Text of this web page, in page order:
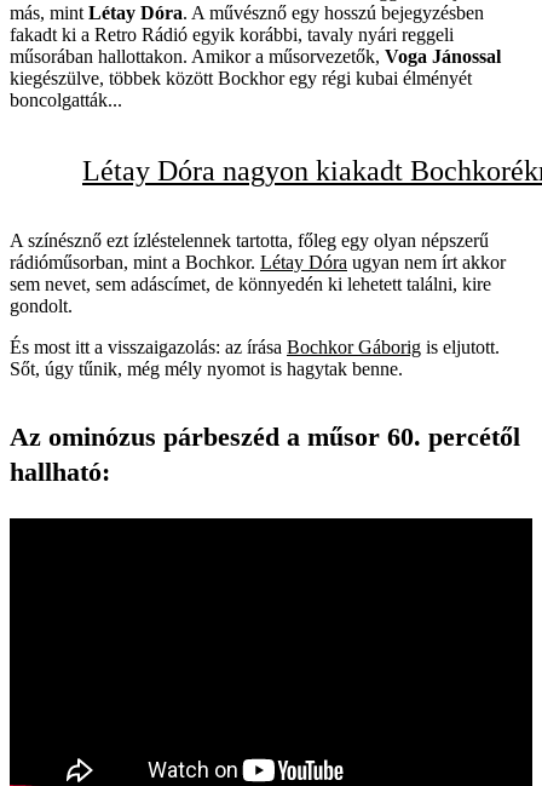
más, mint Létay Dóra. A művésznő egy hosszú bejegyzésben
fakadt ki a Retro Rádió egyik korábbi, tavaly nyári reggeli
műsorában hallottakon. Amikor a műsorvezetők, Voga Jánossal
kiegészülve, többek között Bockhor egy régi kubai élményét
boncolgatták...
Létay Dóra nagyon kiakadt
A színésznő ezt ízléstelennek tartotta, főleg egy olyan népszerű
rádióműsorban, mint a Bochkor. Létay Dóra ugyan nem írt akkor
sem nevet, sem adáscímet, de könnyedén ki lehetett találni, kire
gondolt.
És most itt a visszaigazolás: az írása Bochkor Gáborig is eljutott.
Sőt, úgy tűnik, még mély nyomot is hagytak benne.
Az ominózus párbeszéd a műsor 60. percétől
hallható: